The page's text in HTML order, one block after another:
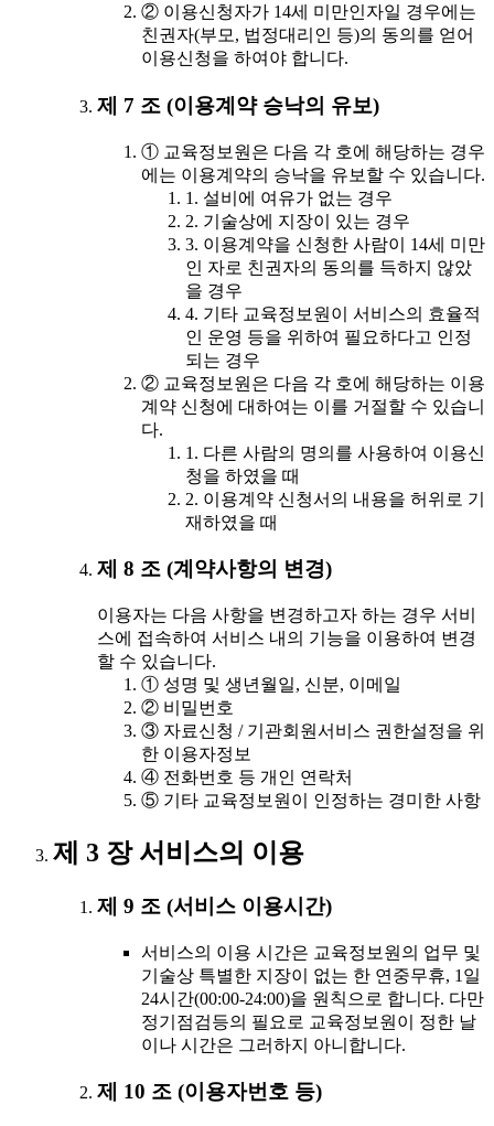
② 이용신청자가 14세 미만인자일 경우에는
친권자(부모, 법정대리인 등)의 동의를 얻어
이용신청을 하여야 합니다.
제 7 조 (이용계약 승낙의 유보)
① 교육정보원은 다음 각 호에 해당하는 경우
에는 이용계약의 승낙을 유보할 수 있습니다.
1. 설비에 여유가 없는 경우
2. 기술상에 지장이 있는 경우
3. 이용계약을 신청한 사람이 14세 미만
인 자로 친권자의 동의를 득하지 않았
을 경우
4. 기타 교육정보원이 서비스의 효율적
인 운영 등을 위하여 필요하다고 인정
되는 경우
② 교육정보원은 다음 각 호에 해당하는 이용
계약 신청에 대하여는 이를 거절할 수 있습니
다.
1. 다른 사람의 명의를 사용하여 이용신
청을 하였을 때
2. 이용계약 신청서의 내용을 허위로 기
재하였을 때
제 8 조 (계약사항의 변경)
이용자는 다음 사항을 변경하고자 하는 경우 서비
스에 접속하여 서비스 내의 기능을 이용하여 변경
할 수 있습니다.
① 성명 및 생년월일, 신분, 이메일
② 비밀번호
③ 자료신청 / 기관회원서비스 권한설정을 위
한 이용자정보
④ 전화번호 등 개인 연락처
⑤ 기타 교육정보원이 인정하는 경미한 사항
제 3 장 서비스의 이용
제 9 조 (서비스 이용시간)
서비스의 이용 시간은 교육정보원의 업무 및
기술상 특별한 지장이 없는 한 연중무휴, 1일
24시간(00:00-24:00)을 원칙으로 합니다. 다만
정기점검등의 필요로 교육정보원이 정한 날
이나 시간은 그러하지 아니합니다.
제 10 조 (이용자번호 등)